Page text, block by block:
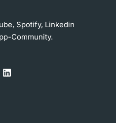
Spotify, Linkedin
Community.